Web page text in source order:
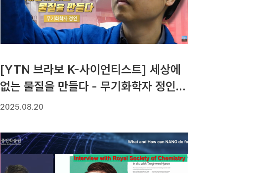
[YTN 브라보 K-사이언티스트] 세상에
없는 물질을 만들다 - 무기화학자 정인 /
YTN 사이언스
2025.08.20